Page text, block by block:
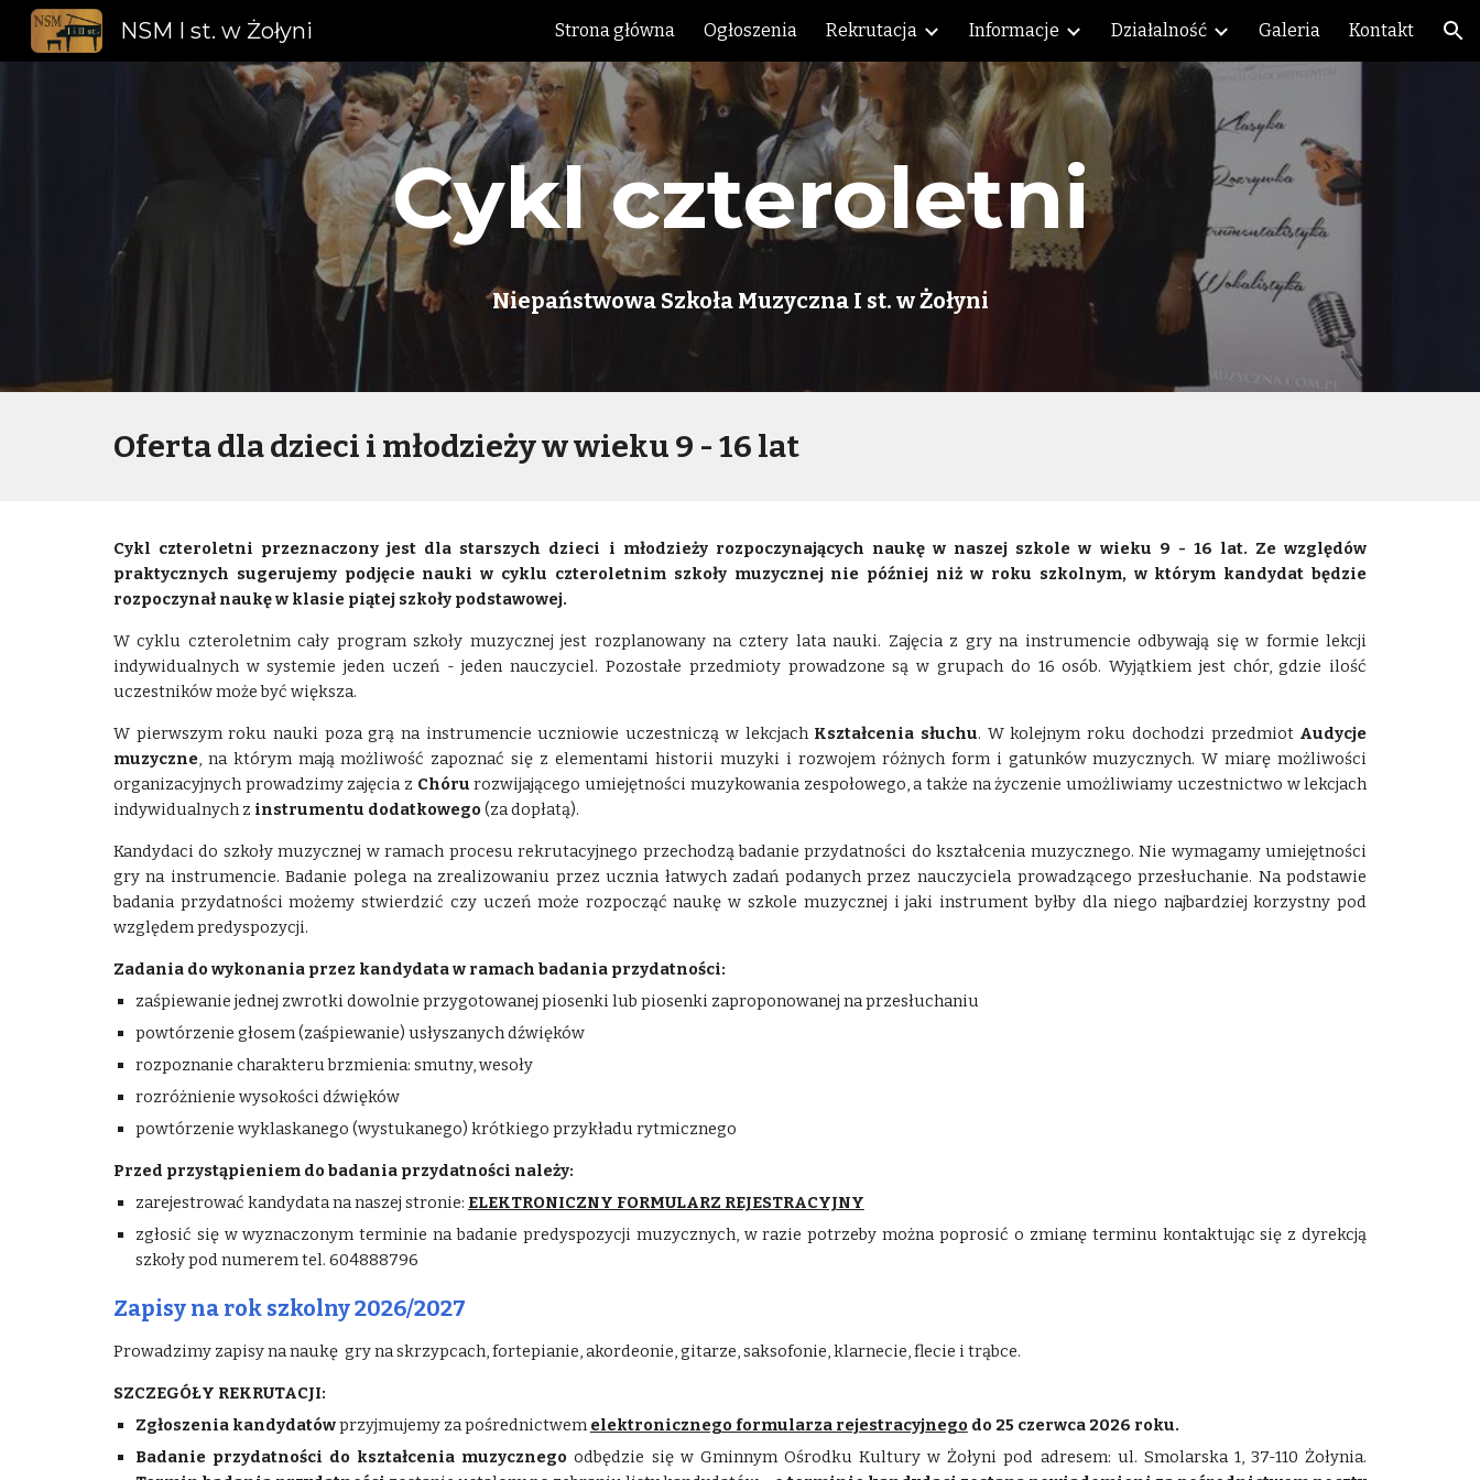
Skip to main content Skip to navigation
NSM I st. w Żołyni Strona główna Ogłoszenia Rekrutacja Informacje Działalność Galeria Kontakt
Cykl czteroletni
Niepaństwowa Szkoła Muzyczna I st. w Żołyni
Oferta dla dzieci i młodzieży w wieku 9 - 16 lat
Cykl czteroletni przeznaczony jest dla starszych dzieci i młodzieży rozpoczynających naukę w naszej szkole w wieku 9 - 16 lat. Ze względów
praktycznych sugerujemy podjęcie nauki w cyklu czteroletnim szkoły muzycznej nie później niż w roku szkolnym, w którym kandydat będzie
rozpoczynał naukę w klasie piątej szkoły podstawowej.
W cyklu czteroletnim cały program szkoły muzycznej jest rozplanowany na cztery lata nauki. Zajęcia z gry na instrumencie odbywają się w formie lekcji
indywidualnych w systemie jeden uczeń - jeden nauczyciel. Pozostałe przedmioty prowadzone są w grupach do 16 osób. Wyjątkiem jest chór, gdzie ilość
uczestników może być większa.
W pierwszym roku nauki poza grą na instrumencie uczniowie uczestniczą w lekcjach Kształcenia słuchu. W kolejnym roku dochodzi przedmiot Audycje
muzyczne, na którym mają możliwość zapoznać się z elementami historii muzyki i rozwojem różnych form i gatunków muzycznych.W miarę możliwości
organizacyjnych prowadzimy zajęcia z Chóru rozwijającego umiejętności muzykowania zespołowego, a także na życzenie umożliwiamy uczestnictwo w lekcjach
indywidualnych z instrumentu dodatkowego (za dopłatą).
Kandydaci do szkoły muzycznej w ramach procesu rekrutacyjnego przechodzą badanie przydatności do kształcenia muzycznego. Nie wymagamy umiejętności
gry na instrumencie. Badanie polega na zrealizowaniu przez ucznia łatwych zadań podanych przez nauczyciela prowadzącego przesłuchanie. Na podstawie
badania przydatności możemy stwierdzić czy uczeń może rozpocząć naukę w szkole muzycznej i jaki instrument byłby dla niego najbardziej korzystny pod
względem predyspozycji.
Zadania do wykonania przez kandydata w ramach badania przydatności:
zaśpiewanie jednej zwrotki dowolnie przygotowanej piosenki lub piosenki zaproponowanej na przesłuchaniu
powtórzenie głosem (zaśpiewanie) usłyszanych dźwięków
rozpoznanie charakteru brzmienia: smutny, wesoły
rozróżnienie wysokości dźwięków
powtórzenie wyklaskanego (wystukanego) krótkiego przykładu rytmicznego
Przed przystąpieniem do badania przydatności należy:
zarejestrować kandydata na naszej stronie: ELEKTRONICZNY FORMULARZ REJESTRACYJNY
zgłosić się w wyznaczonym terminie na badanie predyspozycji muzycznych, w razie potrzeby można poprosić o zmianę terminu kontaktując się z dyrekcją
szkoły pod numerem tel. 604888796
Zapisyna rok szkolny 2026/2027
Prowadzimy zapisy na naukę gry na skrzypcach, fortepianie, akordeonie, gitarze, saksofonie, klarnecie, flecie i trąbce.
SZCZEGÓŁY REKRUTACJI:
Zgłoszenia kandydatówprzyjmujemy za pośrednictwem elektronicznego formularza rejestracyjnego do 25 czerwca 2026 roku.
Badanie przydatności do kształcenia muzycznegoodbędzie się w Gminnym Ośrodku Kultury w Żołyni pod adresem: ul. Smolarska 1, 37-110 Żołynia.